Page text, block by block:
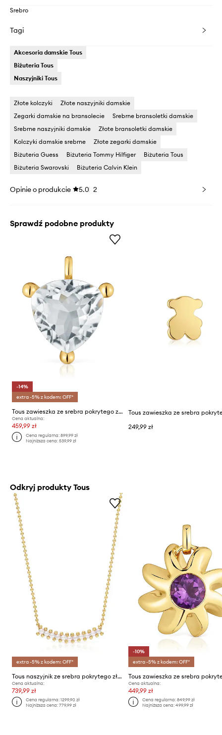
Srebro
Tagi
Akcesoria damskie Tous
Biżuteria Tous
Naszyjniki Tous
Złote kolczyki
Złote naszyjniki damskie
Zegarki damskie na bransolecie
Srebrne bransoletki damskie
Srebrne naszyjniki damskie
Złote bransoletki damskie
Kolczyki damskie srebrne
Złote zegarki damskie
Biżuteria Guess
Biżuteria Tommy Hilfiger
Biżuteria Tous
Biżuteria Swarovski
Biżuteria Calvin Klein
Opinie o produkcie 5.0 2
Sprawdź podobne produkty
-14%
extra -5% z kodem: OFF*
Tous zawieszka ze srebra pokrytego złotem Color
Cena aktualna:
459,99 zł
Cena regularna:899,99 zł
Najniższa cena:539,99 zł
249,99 zł
Odkryj produkty Tous
extra -5% z kodem: OFF*
Tous naszyjnik ze srebra pokrytego złotem
Cena aktualna:
739,99 zł
Cena regularna:1299,90 zł
Najniższa cena:779,99 zł
-10%
extra -5% z kodem: OFF*
Cena aktualna:
449,99 zł
Cena regularna: 849,99 zł
Najniższa cena: 499,99 zł